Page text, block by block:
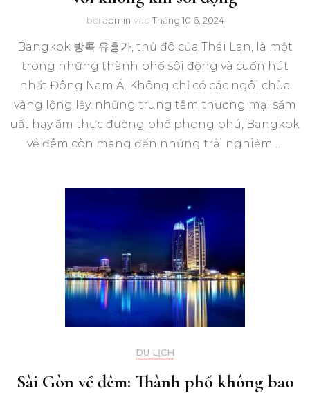
bởi admin vào Tháng 10 6, 2024
Bangkok 방콕 유흥가, thủ đô của Thái Lan, là một
trong những thành phố sôi động và cuốn hút
nhất Đông Nam Á. Không chỉ có các ngôi chùa
vàng lộng lẫy, những trung tâm thương mại sầm
uất hay ẩm thực đường phố phong phú, Bangkok
về đêm còn mang đến những trải nghiệm …
DU LỊCH
Sài Gòn về đêm: Thành phố không bao